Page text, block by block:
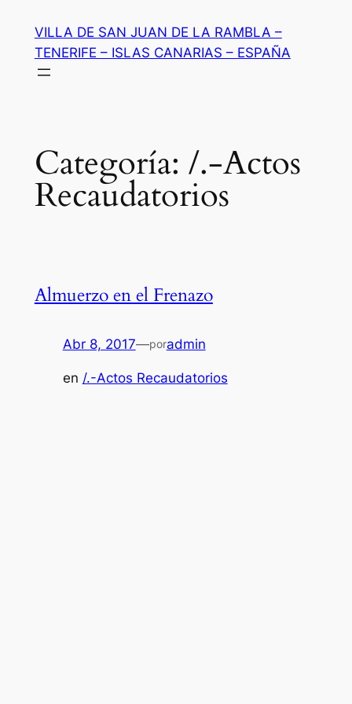
contenido
VILLA DE SAN JUAN DE LA RAMBLA –
TENERIFE – ISLAS CANARIAS – ESPAÑA
Categoría: /.-Actos
Recaudatorios
Almuerzo en el Frenazo
Abr 8, 2017—poradmin
en /.-Actos Recaudatorios